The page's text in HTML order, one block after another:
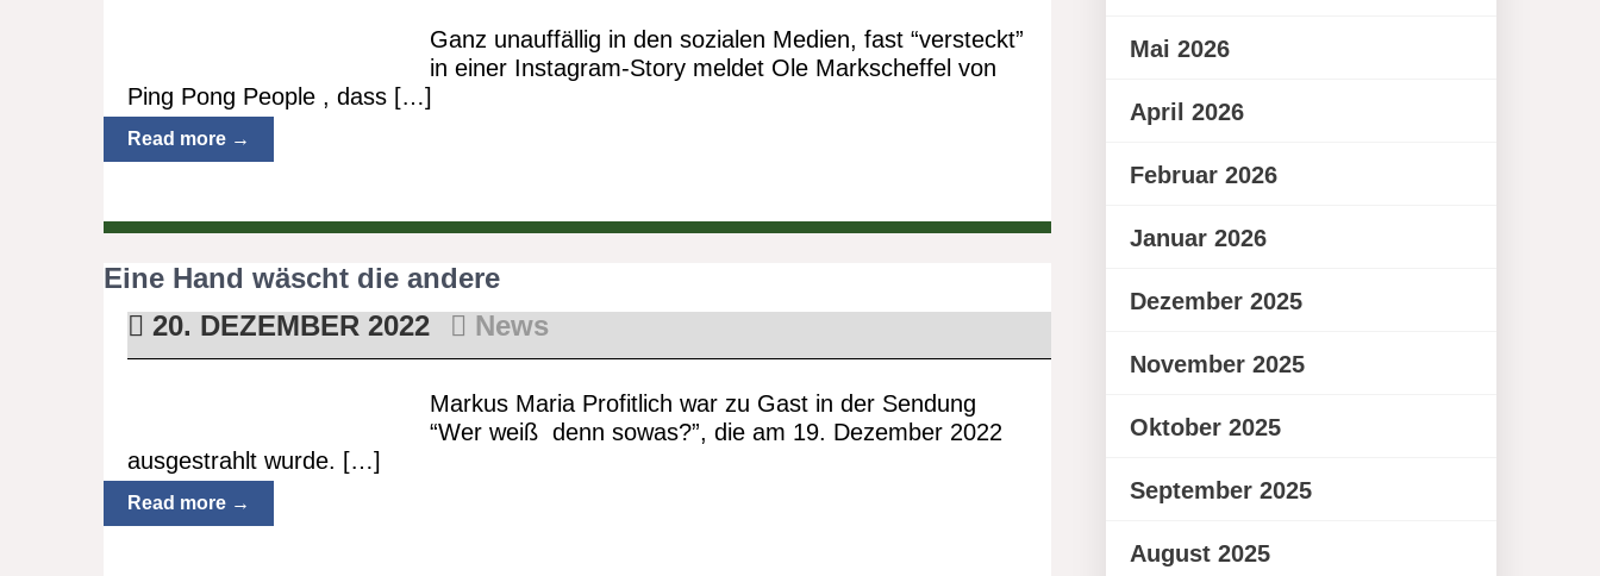
Ganz unauffällig in den sozialen Medien, fast “versteckt”
in einer Instagram-Story meldet Ole Markscheffel von
Ping Pong People , dass […]
Read more →
Eine Hand wäscht die andere
20. DEZEMBER 2022
News
Markus Maria Profitlich war zu Gast in der Sendung
“Wer weiß denn sowas?”, die am 19. Dezember 2022
ausgestrahlt wurde. […]
Read more →
Mai 2026
April 2026
Februar 2026
Januar 2026
Dezember 2025
November 2025
Oktober 2025
September 2025
August 2025